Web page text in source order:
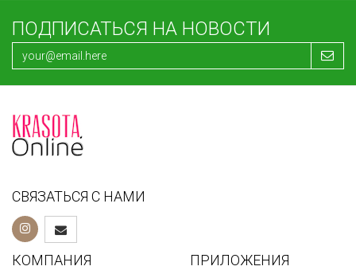
ПОДПИСАТЬСЯ НА НОВОСТИ
СВЯЗАТЬСЯ С НАМИ
КОМПАНИЯ ПРИЛОЖЕНИЯ